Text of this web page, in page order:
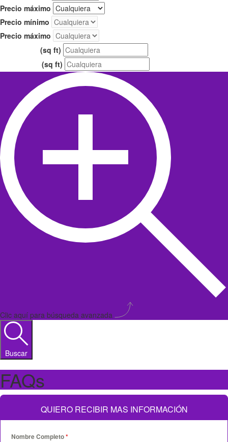
Precio máximo
Precio mínimo
Precio máximo
(sq ft)
(sq ft)
Clic aquí para búsqueda avanzada
Buscar
FAQs
QUIERO RECIBIR MAS INFORMACIÓN
Nombre Completo*